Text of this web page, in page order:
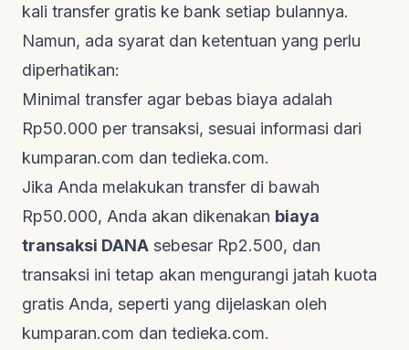
kali transfer gratis ke bank setiap bulannya.
Namun, ada syarat dan ketentuan yang perlu
diperhatikan:
Minimal transfer agar bebas biaya adalah
Rp50.000 per transaksi, sesuai informasi dari
kumparan.com dan tedieka.com.
Jika Anda melakukan transfer di bawah
Rp50.000, Anda akan dikenakan biaya
transaksi DANA sebesar Rp2.500, dan
transaksi ini tetap akan mengurangi jatah kuota
gratis Anda, seperti yang dijelaskan oleh
kumparan.com dan tedieka.com.